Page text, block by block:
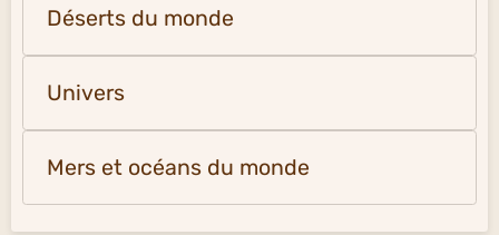
Déserts du monde
Univers
Mers et océans du monde